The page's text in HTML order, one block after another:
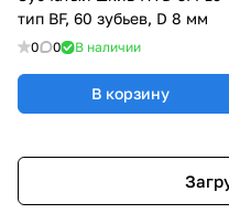
тип BF, 60 зубьев, D 8 мм
0 0 В наличии
В корзину